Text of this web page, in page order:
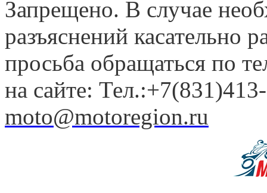
Запрещено. В случае
разъяснений
просьба обращаться по
на сайте:
moto@motoregion.ru